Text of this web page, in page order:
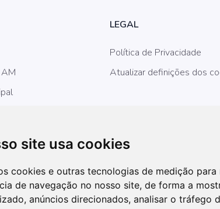
site usa cookies
cookies e outras tecnologias de medição para
de navegação no nosso site, de forma a
anúncios direcionados, analisar o tráfego
LEGAL
Política de Privacidade
Atualizar definições dos